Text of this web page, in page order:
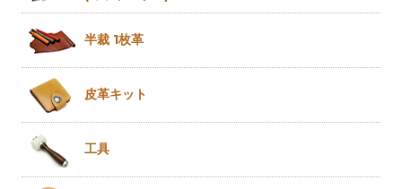
半裁 1枚革
皮革キット
工具